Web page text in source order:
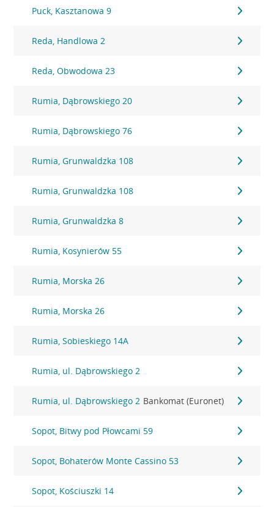
Puck, Kasztanowa 9
Reda, Handlowa 2
Reda, Obwodowa 23
Rumia, Dąbrowskiego 20
Rumia, Dąbrowskiego 76
Rumia, Grunwaldzka 108
Rumia, Grunwaldzka 108
Rumia, Grunwaldzka 8
Rumia, Kosynierów 55
Rumia, Morska 26
Rumia, Morska 26
Rumia, Sobieskiego 14A
Rumia, ul. Dąbrowskiego 2
Rumia, ul. Dąbrowskiego 2 Bankomat (Euronet)
Sopot, Bitwy pod Płowcami 59
Sopot, Bohaterów Monte Cassino 53
Sopot, Kościuszki 14